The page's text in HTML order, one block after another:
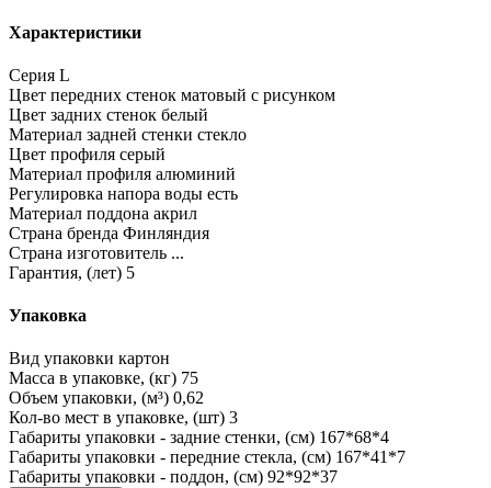
Характеристики
Серия L
Цвет передних стенок матовый с рисунком
Цвет задних стенок белый
Материал задней стенки стекло
Цвет профиля серый
Материал профиля алюминий
Регулировка напора воды есть
Материал поддона акрил
Страна бренда Финляндия
Страна изготовитель ...
Гарантия, (лет) 5
Упаковка
Вид упаковки картон
Масса в упаковке, (кг) 75
Объем упаковки, (м³) 0,62
Кол-во мест в упаковке, (шт) 3
Габариты упаковки - задние стенки, (см) 167*68*4
Габариты упаковки - передние стекла, (см) 167*41*7
Габариты упаковки - поддон, (см) 92*92*37